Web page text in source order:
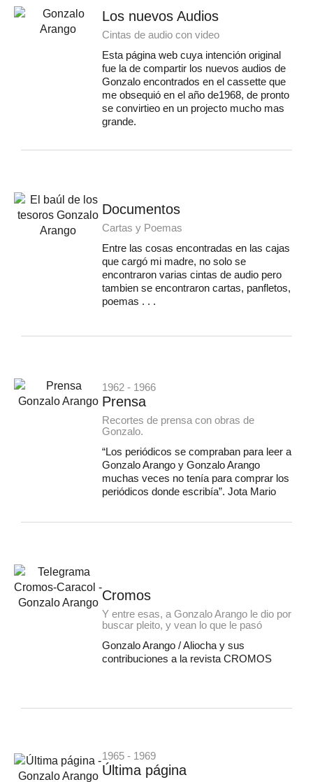
Los nuevos Audios
Cintas de audio con video
Esta página web cuya intención original
fue la de compartir los nuevos audios de
Gonzalo encontrados en el cassette que
me obsequió en el año de1968, de pronto
se convirtieo en un projecto mucho mas
grande.
Documentos
Cartas y Poemas
Entre las cosas encontradas en las cajas
que cargó mi madre, no solo se
encontraron varias cintas de audio pero
tambien se encontraron cartas, panfletos,
poemas . . .
1962 - 1966
Prensa
Recortes de prensa con obras de
Gonzalo.
“Los periódicos se compraban para leer a
Gonzalo Arango y Gonzalo Arango
muchas veces no tenía para comprar los
periódicos donde escribía”. Jota Mario
Cromos
Y entre esas, a Gonzalo Arango le dio por
buscar pleito, y vean lo que le pasó
Gonzalo Arango / Aliocha y sus
contribuciones a la revista CROMOS
1965 - 1969
Última página